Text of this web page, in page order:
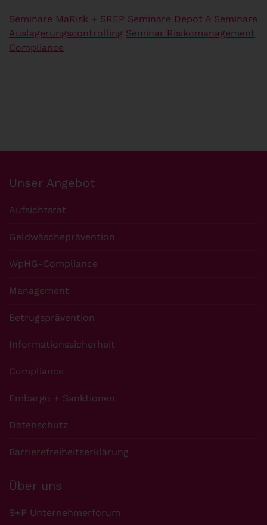
Seminare MaRisk + SREP Seminare Depot A Seminare
Auslagerungscontrolling Seminar Risikomanagement
Compliance
Unser Angebot
Aufsichtsrat
Geldwäscheprävention
WpHG-Compliance
Management
Betrugsprävention
Informationssicherheit
Compliance
Embargo + Sanktionen
Datenschutz
Barrierefreiheitserklärung
Über uns
S+P Unternehmerforum